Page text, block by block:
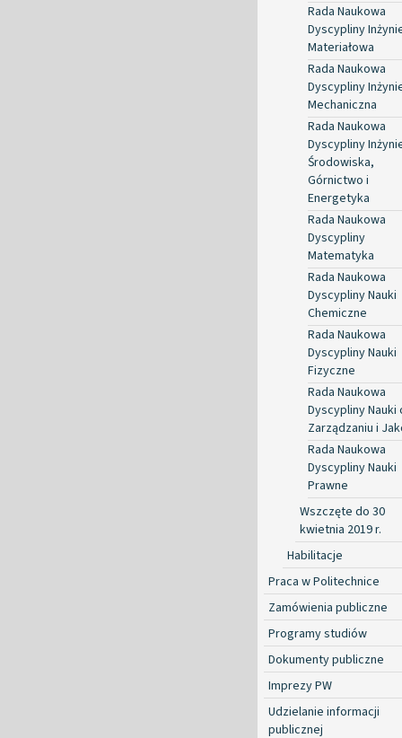
Rada Naukowa
Dyscypliny
Materiałowa
Rada Naukowa
Dyscypliny
Mechaniczna
Rada Naukowa
Dyscypliny
Środowiska,
Górnictwo i
Energetyka
Rada Naukowa
Dyscypliny
Matematyka
Rada Naukowa
Dyscypliny Nauki
Chemiczne
Rada Naukowa
Dyscypliny Nauki
Fizyczne
Rada Naukowa
Dyscypliny Nauki
Zarządzaniu i
Rada Naukowa
Dyscypliny Nauki
Prawne
Wszczęte do 30
kwietnia 2019 r.
Habilitacje
Praca w Politechnice
Zamówienia publiczne
Programy studiów
Dokumenty publiczne
Imprezy PW
Udzielanie informacji
publicznej